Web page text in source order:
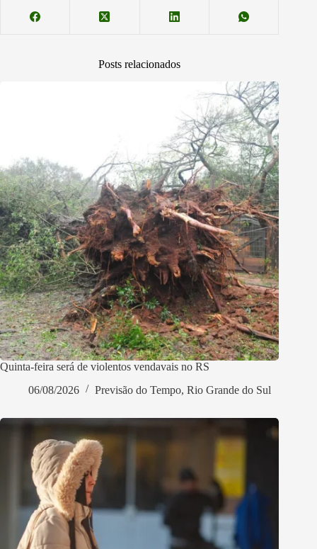
Posts relacionados
Quinta-feira será de violentos vendavais no RS
06/08/2026
Previsão do Tempo, Rio Grande do Sul